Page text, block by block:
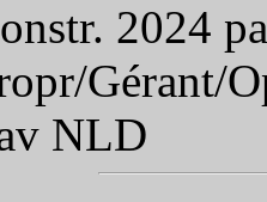
2024
Gérant/
NLD